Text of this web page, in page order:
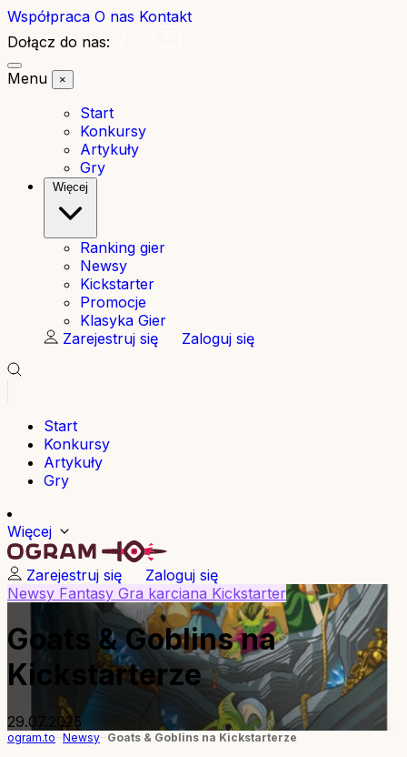
Współpraca O nas Kontakt
Dołącz do nas:
Menu
×
Start
Konkursy
Artykuły
Gry
Więcej
Ranking gier
Newsy
Kickstarter
Promocje
Klasyka Gier
Zarejestruj się
Zaloguj się
Start
Konkursy
Artykuły
Gry
Więcej
Zarejestruj się
Zaloguj się
Newsy Fantasy Gra karciana Kickstarter
Goats & Goblins na
Kickstarterze
29.07.2025
ogram.to Newsy Goats & Goblins na Kickstarterze